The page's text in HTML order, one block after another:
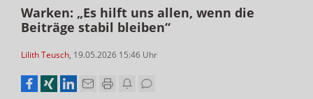
Warken: „Es hilft uns allen, wenn die
Beiträge stabil bleiben“
Lilith Teusch, 19.05.2026 15:46 Uhr